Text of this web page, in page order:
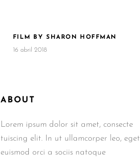
FILM BY SHARON HOFFMAN
16 abril 2018
ABOUT
Lorem ipsum dolor sit amet, consecte
tuiscing elit. In ut ullamcorper leo, eget
euismod orci a sociis natoque